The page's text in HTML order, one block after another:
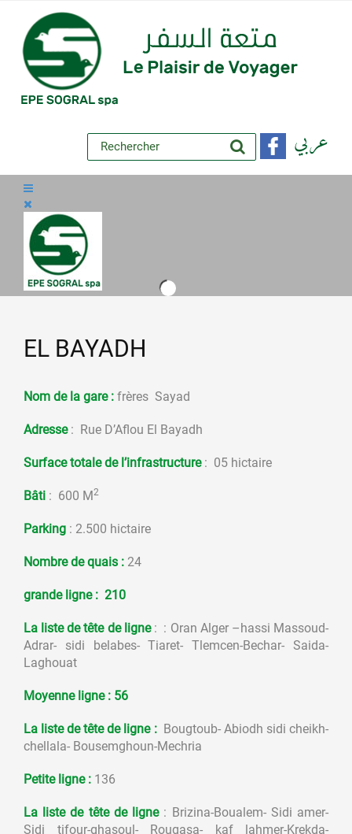
عربي
EL BAYADH
Nom de la gare : frères Sayad
Adresse : Rue D’Aflou El Bayadh
Surface totale de l’infrastructure: 05 hictaire
Bâti : 600 M2
Parking : 2.500 hictaire
Nombre de quais : 24
grande ligne : 210
La liste de tête de ligne : : Oran Alger –hassi Massoud-
Adrar- sidi belabes- Tiaret- Tlemcen-Bechar- Saida-
Laghouat
Moyenne ligne : 56
La liste de tête de ligne : Bougtoub- Abiodh sidi cheikh-
chellala- Bousemghoun-Mechria
Petite ligne : 136
La liste de tête de ligne : Brizina-Boualem- Sidi amer-
Sidi tifour-ghasoul- Rougasa- kaf lahmer-Krekda-